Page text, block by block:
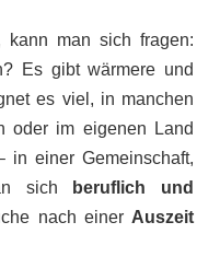
kann man sich fragen:
Es gibt wärmere und
es viel, in manchen
oder im eigenen Land
in einer Gemeinschaft,
sich
beruflich und
nach einer Auszeit